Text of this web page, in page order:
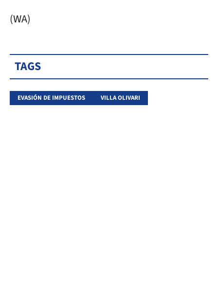
(WA)
TAGS
EVASIÓN DE IMPUESTOS VILLA OLIVARI